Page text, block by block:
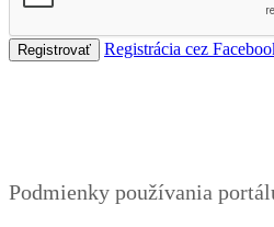
Registrácia cez
Podmienky používania